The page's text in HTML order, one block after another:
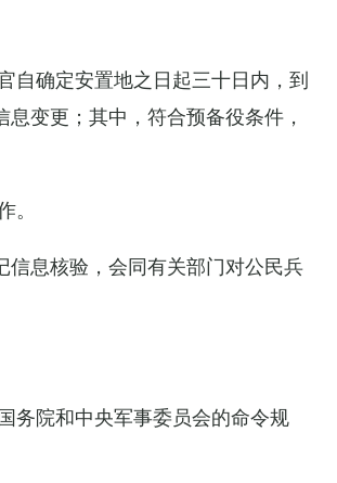
自确定安置地之日起三十日内，到
变更；其中，符合预备役条件，
息核验，会同有关部门对公民兵
务院和中央军事委员会的命令规